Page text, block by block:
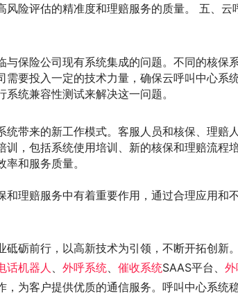
风险评估的精准度和理赔服务的质量。 五、云
与保险公司现有系统集成的问题。不同的核保
需要投入一定的技术力量，确保云呼叫中心系
统兼容性测试来解决这一问题。
统带来的新工作模式。客服人员和核保、理赔
训，包括系统使用培训、新的核保和理赔流程
和服务质量。
和理赔服务中有着重要作用，通过合理应用和
砺前行，以高新技术为引领，不断开拓创新
话机器人 外呼系统 催收系统SAAS平台、
，为客户提供优质的通信服务。呼叫中心系统